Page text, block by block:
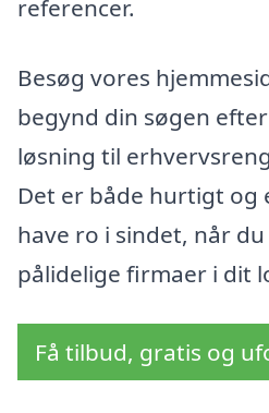
referencer.
Besøg vores
begynd din søgen
løsning til
Det er både hurtigt og
have ro i sindet, når
pålidelige firmaer i dit
Få tilbud, gratis og